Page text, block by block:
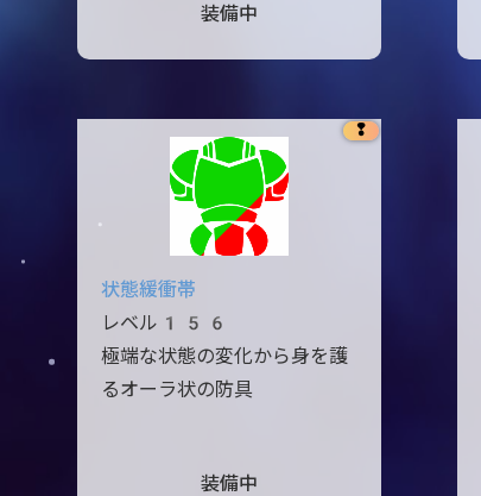
装備中
❢
状態緩衝帯
レベル156
極端な状態の変化から身を護
るオーラ状の防具
装備中